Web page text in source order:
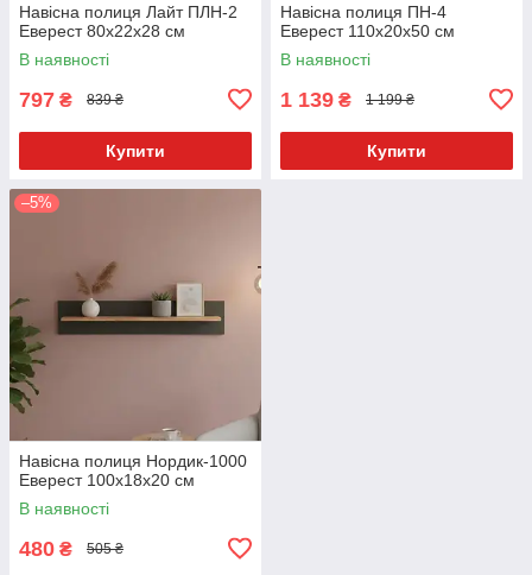
Навісна полиця Лайт ПЛН-2
Еверест 80x22x28 см
В наявності
797 ₴ 839 ₴
Купити
Навісна полиця ПН-4
Еверест 110x20x50 см
В наявності
1 139 ₴ 1 199 ₴
Купити
–5%
Навісна полиця Нордик-1000
Еверест 100x18х20 см
В наявності
480 ₴ 505 ₴